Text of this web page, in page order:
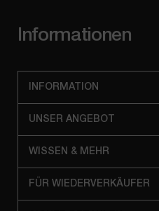
Informationen
INFORMATION
UNSER ANGEBOT
WISSEN & MEHR
FÜR WIEDERVERKÄUFER